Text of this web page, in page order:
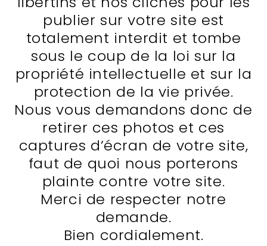
publier sur votre site est
totalement interdit et tombe
sous le coup de la loi sur la
propriété intellectuelle et sur la
protection de la vie privée.
Nous vous demandons donc de
retirer ces photos et ces
captures d’écran de votre site,
faut de quoi nous porterons
plainte contre votre site.
Merci de respecter notre
demande.
Bien cordialement.